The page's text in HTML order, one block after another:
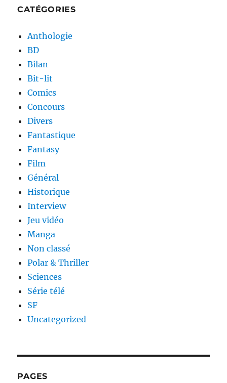
CATÉGORIES
Anthologie
BD
Bilan
Bit-lit
Comics
Concours
Divers
Fantastique
Fantasy
Film
Général
Historique
Interview
Jeu vidéo
Manga
Non classé
Polar & Thriller
Sciences
Série télé
SF
Uncategorized
PAGES